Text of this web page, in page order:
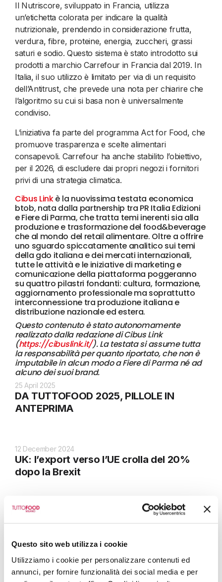
Questo sito web utilizza i cookie
Utilizziamo i cookie per personalizzare contenuti ed
annunci, per fornire funzionalità dei social media e per
Il Nutriscore, sviluppato in Francia, utilizza
un’etichetta colorata per indicare la qualità
nutrizionale, prendendo in considerazione frutta,
verdura, fibre, proteine, energia, zuccheri, grassi
saturi e sodio. Questo sistema è stato introdotto sui
prodotti a marchio Carrefour in Francia dal 2019. In
Italia, il suo utilizzo è limitato per via di un requisito
dell’Antitrust, che prevede una nota per chiarire che
l’algoritmo su cui si basa non è universalmente
condiviso.
L’iniziativa fa parte del programma Act for Food, che
promuove trasparenza e scelte alimentari
consapevoli. Carrefour ha anche stabilito l’obiettivo,
per il 2026, di escludere dai propri negozi i fornitori
privi di una strategia climatica.
Cibus Linkè la nuovissima testata economica
btob, nata dalla partnership tra PR Italia Edizioni
e Fiere di Parma, che tratta temi inerenti sia alla
produzione e trasformazione del food&beverage
che al mondo del retail alimentare. Oltre a offrire
uno sguardo spiccatamente analitico sui temi
della gdo italiana e dei mercati internazionali,
tutte le attività e le iniziative di marketing e
comunicazione della piattaforma poggeranno
su quattro pilastri fondanti: cultura, formazione,
aggiornamento professionale ma soprattutto
interconnessione tra produzione italiana e
distribuzione nazionale ed estera.
Questo contenuto è stato autonomamente
realizzato dalla redazione di Cibus Link
(https://cibuslink.it/). La testata si assume tutta
la responsabilità per quanto riportato, che non è
imputabile in alcun modo a Fiere di Parma né ad
alcuno dei suoi brand.
25 April 2025
DA TUTTOFOOD 2025, PILLOLE IN
ANTEPRIMA
12 December 2024
UK: l’export verso l’UE crolla del 20%
dopo la Brexit
10 December 2024
Gestione idrica e innovazione: al via
10 December 2024